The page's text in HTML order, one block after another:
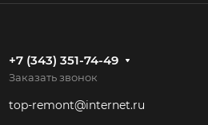
+7 (343) 351-74-49
Заказать звонок
top-remont@internet.ru